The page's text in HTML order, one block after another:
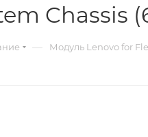
Chassis
— Модуль Lenovo for